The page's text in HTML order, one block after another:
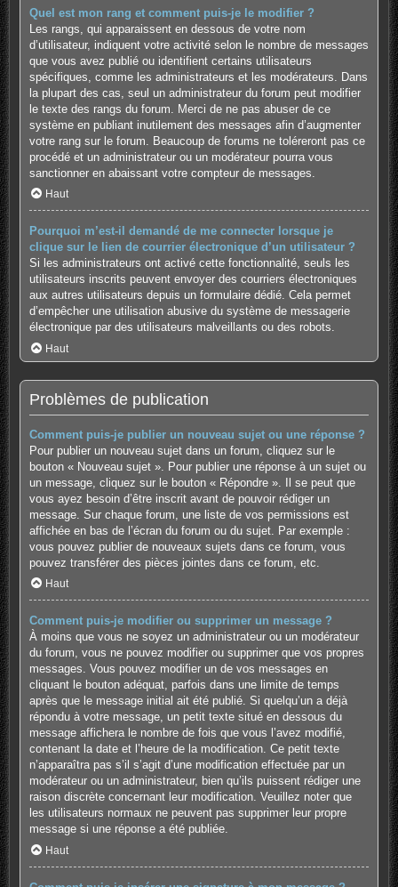
Quel est mon rang et comment puis-je le modifier ?
Les rangs, qui apparaissent en dessous de votre nom
d’utilisateur, indiquent votre activité selon le nombre de messages
que vous avez publié ou identifient certains utilisateurs
spécifiques, comme les administrateurs et les modérateurs. Dans
la plupart des cas, seul un administrateur du forum peut modifier
le texte des rangs du forum. Merci de ne pas abuser de ce
système en publiant inutilement des messages afin d’augmenter
votre rang sur le forum. Beaucoup de forums ne toléreront pas ce
procédé et un administrateur ou un modérateur pourra vous
sanctionner en abaissant votre compteur de messages.
Haut
Pourquoi m’est-il demandé de me connecter lorsque je
clique sur le lien de courrier électronique d’un utilisateur ?
Si les administrateurs ont activé cette fonctionnalité, seuls les
utilisateurs inscrits peuvent envoyer des courriers électroniques
aux autres utilisateurs depuis un formulaire dédié. Cela permet
d’empêcher une utilisation abusive du système de messagerie
électronique par des utilisateurs malveillants ou des robots.
Haut
Problèmes de publication
Comment puis-je publier un nouveau sujet ou une réponse ?
Pour publier un nouveau sujet dans un forum, cliquez sur le
bouton « Nouveau sujet ». Pour publier une réponse à un sujet ou
un message, cliquez sur le bouton « Répondre ». Il se peut que
vous ayez besoin d’être inscrit avant de pouvoir rédiger un
message. Sur chaque forum, une liste de vos permissions est
affichée en bas de l’écran du forum ou du sujet. Par exemple :
vous pouvez publier de nouveaux sujets dans ce forum, vous
pouvez transférer des pièces jointes dans ce forum, etc.
Haut
Comment puis-je modifier ou supprimer un message ?
À moins que vous ne soyez un administrateur ou un modérateur
du forum, vous ne pouvez modifier ou supprimer que vos propres
messages. Vous pouvez modifier un de vos messages en
cliquant le bouton adéquat, parfois dans une limite de temps
après que le message initial ait été publié. Si quelqu’un a déjà
répondu à votre message, un petit texte situé en dessous du
message affichera le nombre de fois que vous l’avez modifié,
contenant la date et l’heure de la modification. Ce petit texte
n’apparaîtra pas s’il s’agit d’une modification effectuée par un
modérateur ou un administrateur, bien qu’ils puissent rédiger une
raison discrète concernant leur modification. Veuillez noter que
les utilisateurs normaux ne peuvent pas supprimer leur propre
message si une réponse a été publiée.
Haut